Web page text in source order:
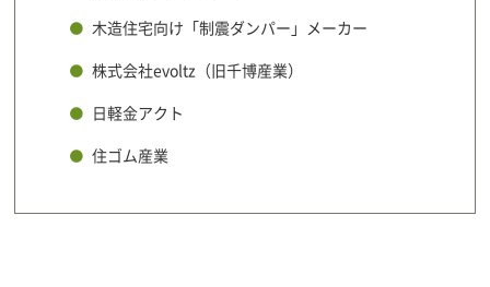
木造住宅向け「制震ダンパー」メーカー
株式会社evoltz（旧千博産業）
日軽金アクト
住ゴム産業